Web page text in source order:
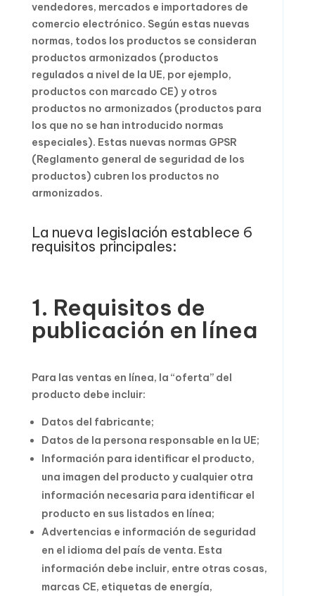
vendedores, mercados e importadores de
comercio electrónico. Según estas nuevas
normas, todos los productos se consideran
productos armonizados (productos
regulados a nivel de la UE, por ejemplo,
productos con marcado CE) y otros
productos no armonizados (productos para
los que no se han introducido normas
especiales). Estas nuevas normas GPSR
(Reglamento general de seguridad de los
productos) cubren los productos no
armonizados.
La nueva legislación establece 6
requisitos principales:
1. Requisitos de
publicación en línea
Para las ventas en línea, la “oferta” del
producto debe incluir:
Datos del fabricante;
Datos de la persona responsable en la UE;
Información para identificar el producto,
una imagen del producto y cualquier otra
información necesaria para identificar el
producto en sus listados en línea;
Advertencias e información de seguridad
en el idioma del país de venta. Esta
información debe incluir, entre otras cosas,
marcas CE, etiquetas de energía,